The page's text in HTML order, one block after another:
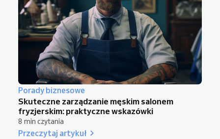
Porady biznesowe
Skuteczne zarządzanie męskim salonem
fryzjerskim: praktyczne wskazówki
8 min czytania
Przeczytaj artykuł